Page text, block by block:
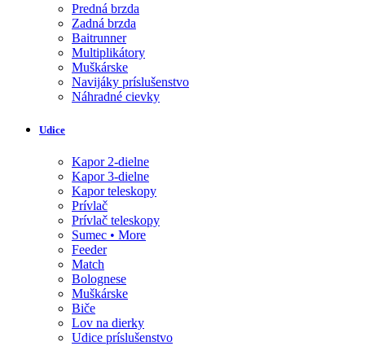
Predná brzda
Zadná brzda
Baitrunner
Multiplikátory
Muškárske
Navijáky príslušenstvo
Náhradné cievky
Udice
Kapor 2-dielne
Kapor 3-dielne
Kapor teleskopy
Prívlač
Prívlač teleskopy
Sumec • More
Feeder
Match
Bolognese
Muškárske
Biče
Lov na dierky
Udice príslušenstvo